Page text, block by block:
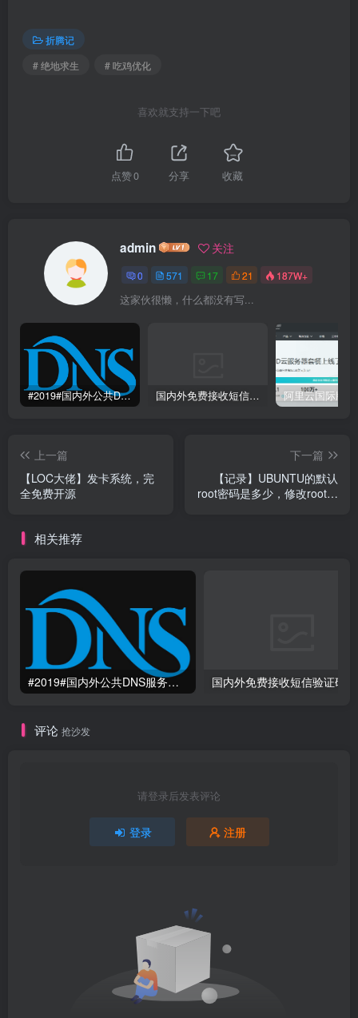
折腾记
# 绝地求生
# 吃鸡优化
喜欢就支持一下吧
点赞0 分享 收藏
admin 关注
0 571 17 21 187W+
这家伙很懒，什么都没有写...
#2019#国内外公共DNS服务整理汇总-更快更安全更稳定本地DNS解析服务 国内外免费接收短信验证码平台网站
上一篇
【LOC大佬】发卡系统，完
全免费开源
下一篇
【记录】UBUNTU的默认
root密码是多少，修改root密
相关推荐
#2019#国内外公共DNS服务整理汇总-更快更安全更稳定本地DNS解析服务
评论 抢沙发
请登录后发表评论
登录 注册